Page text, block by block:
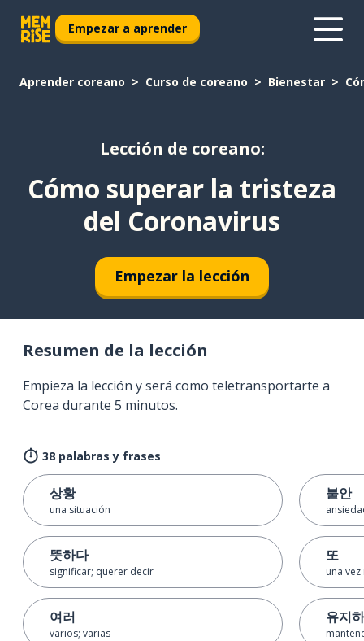
Empezar a aprender
Aprender coreano Curso de coreano Bienestar
Lección de coreano:
Cómo superar la tristeza
del Coronavirus
Empezar la lección
Resumen de la lección
Empieza la lección y será como teletransportarte a
Corea durante 5 minutos.
38 palabras y frases
상황
una situación
뜻하다
significar; querer decir
여러
varios; varias
불안
또
una vez
유지